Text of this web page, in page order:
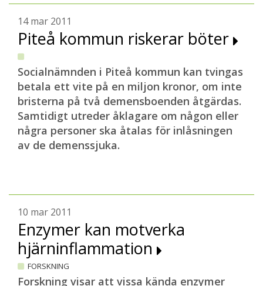
14 mar 2011
Piteå kommun riskerar böter
Socialnämnden i Piteå kommun kan tvingas
betala ett vite på en miljon kronor, om inte
bristerna på två demensboenden åtgärdas.
Samtidigt utreder åklagare om någon eller
några personer ska åtalas för inlåsningen
av de demenssjuka.
10 mar 2011
Enzymer kan motverka
hjärninflammation
FORSKNING
Forskning visar att vissa kända enzymer